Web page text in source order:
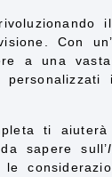
Con
a una
personalizzati
ti aiuterà
sapere sull’